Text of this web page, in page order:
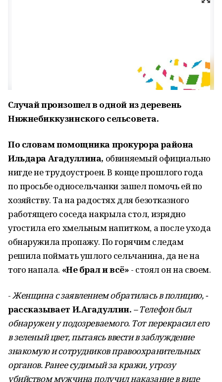
Случай произошел в одной из деревень
Нижнебиккузинского сельсовета.
По словам помощника прокурора района
Ильдара Агадуллина, обвиняемый официально
нигде не трудоустроен. В конце прошлого года
по просьбе односельчанки зашел помочь ей по
хозяйству. Та на радостях для безотказного
работящего соседа накрыла стол, изрядно
угостила его хмельным напитком, а после ухода
обнаружила пропажу. По горячим следам
решила поймать ушлого сельчанина, да не на
того напала. «Не брал и всё» - стоял он на своем.
-Женщина с заявлением обратилась в полицию, -
рассказывает И.Агадуллин. – Телефон был
обнаружен у подозреваемого. Тот перекрасил его
в зеленый цвет, пытаясь ввести в заблуждение
знакомую и сотрудников правоохранительных
органов. Ранее судимый за кражи, угрозу
убийством мужчина получил наказание в виде